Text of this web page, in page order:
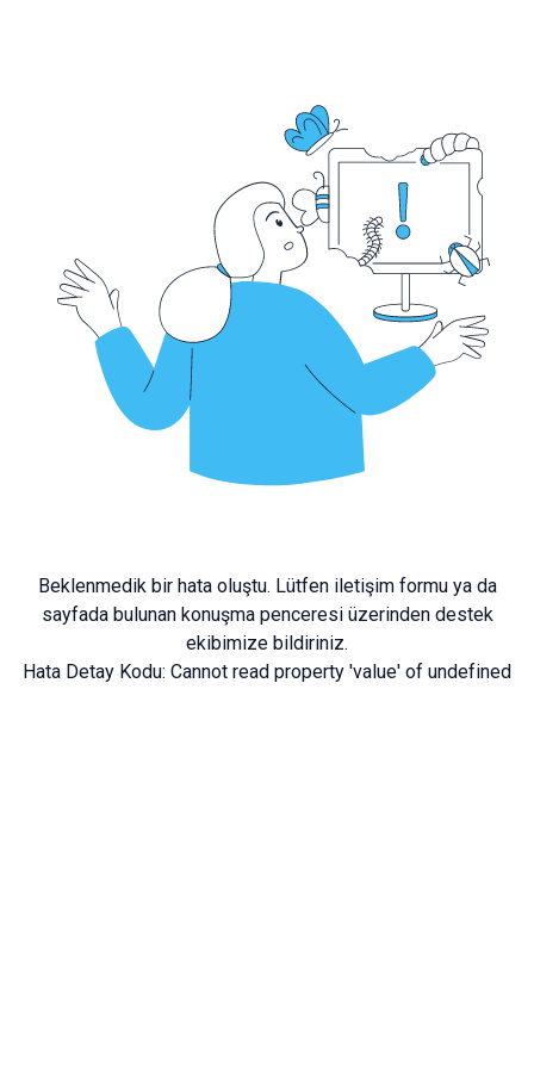
Beklenmedik bir hata oluştu. Lütfen iletişim formu ya da
sayfada bulunan konuşma penceresi üzerinden destek
ekibimize bildiriniz.
Hata Detay Kodu: Cannot read property 'value' of undefined